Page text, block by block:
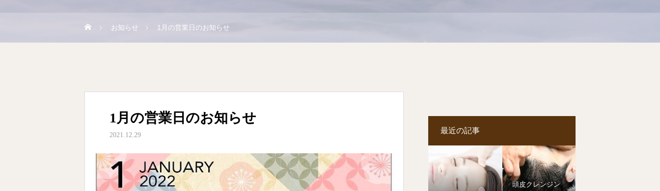
お知らせ 1月の営業日のお知らせ
1月の営業日のお知らせ
2021.12.29
最近の記事
頭皮クレンジン